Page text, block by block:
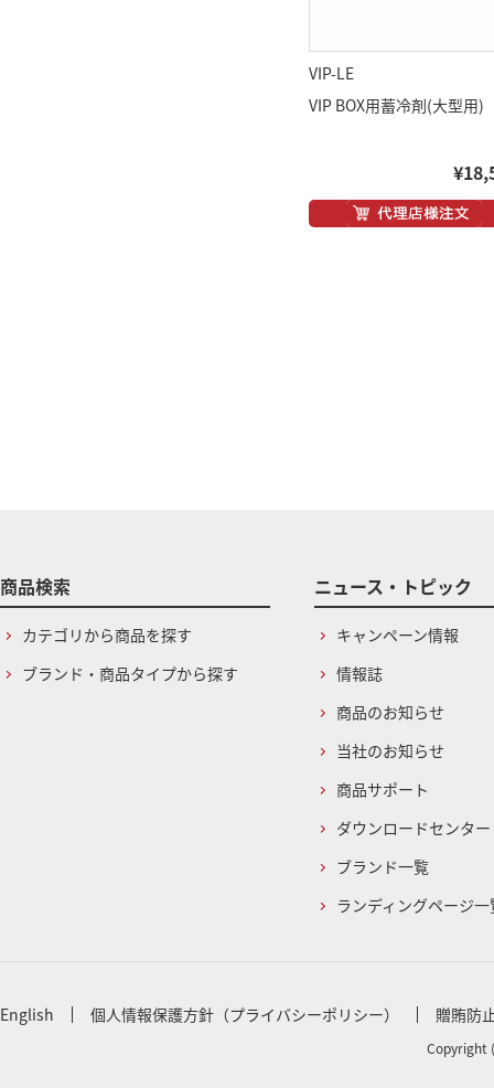
VIP-LE
VIP BOX用蓄冷剤(大型用)
商品検索
カテゴリから商品を探す
ブランド・商品タイプから探す
ニュース・トピック
キャンペーン情報
情報誌
商品のお知らせ
当社のお知らせ
商品サポート
ダウンロードセンター
ブランド一覧
ランディングページ一
English 個人情報保護方針（プライバシーポリシー） 贈賄防
Copyright